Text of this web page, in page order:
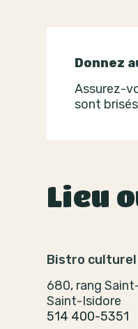
Donnez
Assurez-
sont
Lieu
Bistro culturel
680, rang
Saint-Isidore
514 400-5351